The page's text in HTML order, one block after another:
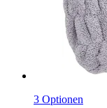
3 Optionen